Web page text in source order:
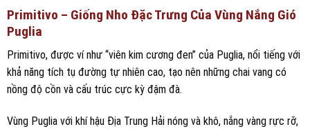
Primitivo – Giống Nho Đặc Trưng Của Vùng Nắng Gió
Puglia
Primitivo, được ví như “viên kim cương đen” của Puglia, nổi tiếng với
khả năng tích tụ đường tự nhiên cao, tạo nên những chai vang có
nồng độ cồn và cấu trúc cực kỳ đậm đà.
Vùng Puglia với khí hậu Địa Trung Hải nóng và khô, nắng vàng rực rỡ,